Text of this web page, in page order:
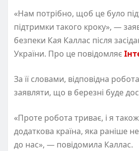
«Нам потрібно, щоб це було
підтримки такого кроку», —
безпеки Кая Каллас після
України. Про це повідомляє
За її словами, відповідна
заявляти, що в березні буде
«Проте робота триває, і я
додаткова країна, яка раніше
до нас», — повідомила Каллас.